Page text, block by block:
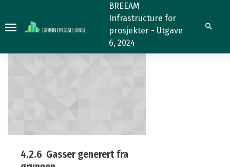
BREEAM
Infrastructure for
prosjekter - Utgave
6, 2024
Søk
4.2.6 Gasser generert fra